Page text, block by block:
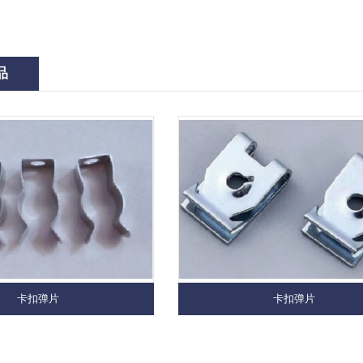
卡扣弹片 卡扣弹片